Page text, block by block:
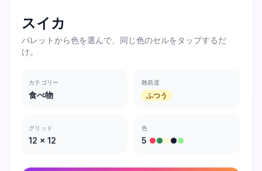
スイカ
パレットから色を選んで、同じ色のセルをタップするだ
け。
カテゴリー
食べ物
難易度
ふつう
グリッド
12 × 12
色
5